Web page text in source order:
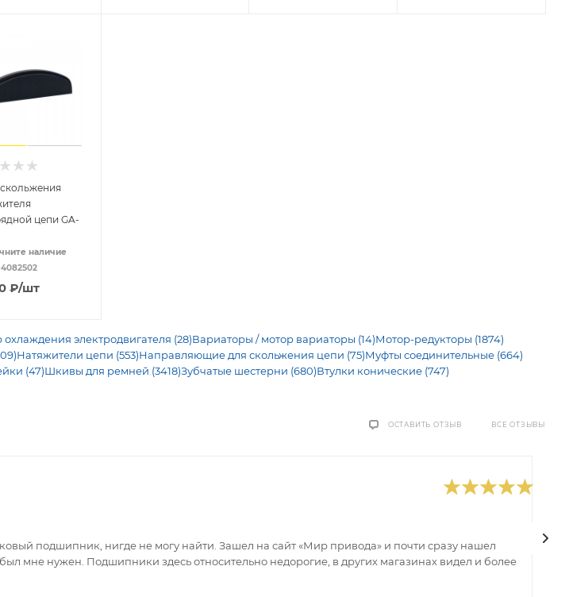
цепи GA-
наличие
₽/шт
охлаждения электродвигателя (28)Вариаторы / мотор вариаторы (14)Мотор-редукторы (1874)
Натяжители цепи (553)Направляющие для скольжения цепи (75)Муфты соединительные (664)
(47)Шкивы для ремней (3418)Зубчатые шестерни (680)Втулки конические (747)
ВСЕ ОТЗЫВЫ
ОСТАВИТЬ ОТЗЫВ
подшипник, нигде не могу найти. Зашел на сайт «Мир привода» и почти сразу нашел
мне нужен. Подшипники здесь относительно недорогие, в других магазинах видел и более